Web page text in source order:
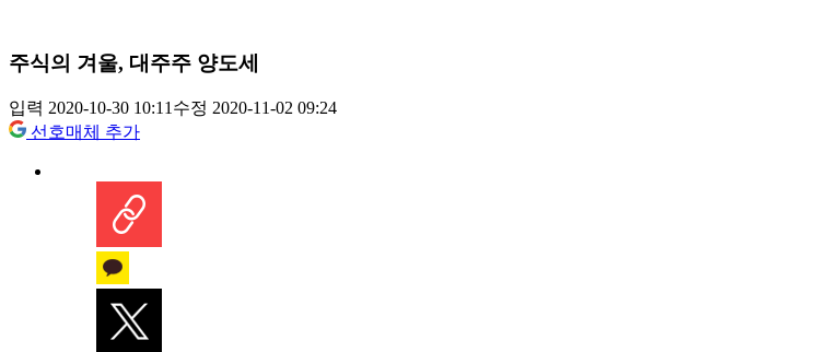
주식의 겨울, 대주주 양도세
입력 2020-10-30 10:11수정 2020-11-02 09:24
선호매체 추가